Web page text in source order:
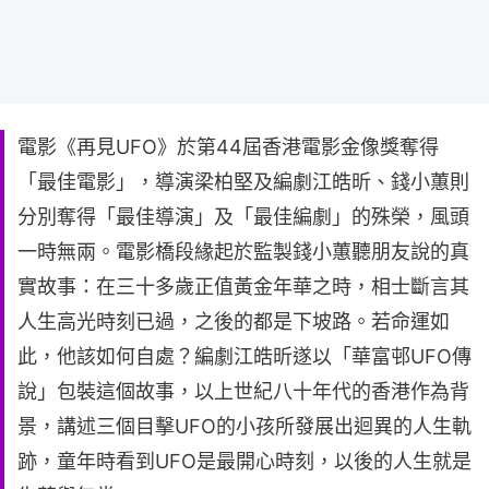
電影《再見UFO》於第44屆香港電影金像獎奪得
「最佳電影」，導演梁柏堅及編劇江皓昕、錢小蕙則
分別奪得「最佳導演」及「最佳編劇」的殊榮，風頭
一時無兩。電影橋段緣起於監製錢小蕙聽朋友說的真
實故事：在三十多歲正值黃金年華之時，相士斷言其
人生高光時刻已過，之後的都是下坡路。若命運如
此，他該如何自處？編劇江皓昕遂以「華富邨UFO傳
說」包裝這個故事，以上世紀八十年代的香港作為背
景，講述三個目擊UFO的小孩所發展出迴異的人生軌
跡，童年時看到UFO是最開心時刻，以後的人生就是